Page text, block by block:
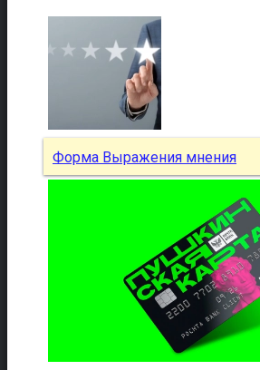
Форма Выражения мнения